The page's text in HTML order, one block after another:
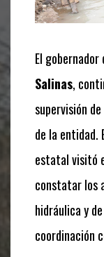
El gobernador
Salinas,
supervisión
de la entidad.
estatal visitó
constatar los
hidráulica y
coordinación